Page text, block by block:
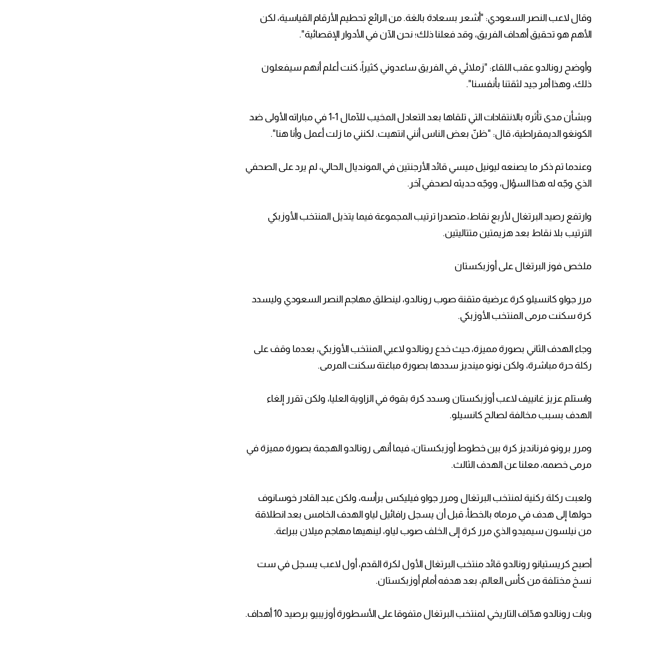
وقال لاعب النصر السعودي: "أشعر بسعادة بالغة. من الرائع تحطيم الأرقام القياسية، لكن
الأهم هو تحقيق أهداف الفريق، وقد فعلنا ذلك؛ نحن الآن في الأدوار الإقصائية".
وأوضح رونالدو عقب اللقاء: "زملائي في الفريق ساعدوني كثيراً، كنت أعلم أنهم سيفعلون
ذلك، وهذا أمر جيد لثقتنا بأنفسنا".
وبشأن مدى تأثره بالانتقادات التي تلقاها بعد التعادل المخيب للآمال 1-1 في مباراته الأولى ضد
الكونغو الديمقراطية، قال: "ظنّ بعض الناس أنني انتهيت. لكنني ما زلت أعمل وأنا هنا".
وعندما تم ذكر ما يصنعه ليونيل ميسي قائد الأرجنتين في المونديال الحالي، لم يرد على الصحفي
الذي وجّه له هذا السؤال، ووجّه حديثه لصحفي آخر.
وارتفع رصيد البرتغال لأربع نقاط، متصدرا ترتيب المجموعة فيما يتذيل المنتخب الأوزبكي
الترتيب بلا نقاط بعد هزيمتين متتاليتين.
ملخص فوز البرتغال على أوزبكستان
مرر جواو كانسيلو كرة عرضية متقنة صوب رونالدو، لينطلق مهاجم النصر السعودي وليسدد
كرة سكنت مرمى المنتخب الأوزبكي.
وجاء الهدف الثاني بصورة مميزة، حيث خدع رونالدو لاعبي المنتخب الأوزبكي، بعدما وقف على
ركلة حرة مباشرة، ولكن نونو مينديز سددها بصورة مباغتة سكنت المرمى.
واستلم عزيز غانييف لاعب أوزبكستان وسدد كرة بقوة في الزاوية العليا، ولكن تقرر إلغاء
الهدف بسبب مخالفة لصالح كانسيلو.
ومرر برونو فرنانديز كرة بين خطوط أوزبكستان، فيما أنهى رونالدو الهجمة بصورة مميزة في
مرمى خصمه، معلنا عن الهدف الثالث.
ولعبت ركلة ركنية لمنتخب البرتغال ومرر جواو فيليكس برأسه، ولكن عبد القادر خوسانوف
حولها إلى هدف في مرماه بالخطأ، قبل أن يسجل رافائيل لياو الهدف الخامس بعد انطلاقة
من نيلسون سيميدو الذي مرر كرة إلى الخلف صوب لياو، لينهيها مهاجم ميلان ببراعة.
أصبح كريستيانو رونالدو قائد منتخب البرتغال الأول لكرة القدم، أول لاعب يسجل في ست
نسخ مختلفة من كأس العالم، بعد هدفه أمام أوزبكستان.
وبات رونالدو هدّاف التاريخي لمنتخب البرتغال متفوقا على الأسطورة أوزيبيو برصيد 10 أهداف.